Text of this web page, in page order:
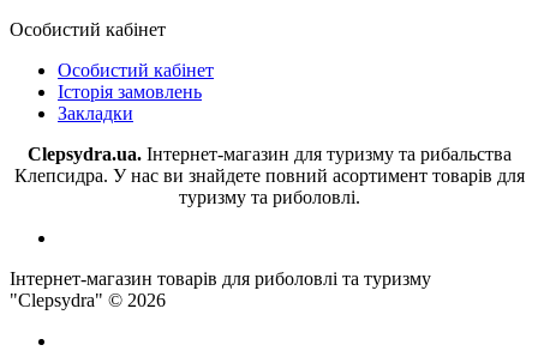
Особистий кабінет
Особистий кабінет
Історія замовлень
Закладки
Clepsydra.ua. Інтернет-магазин для туризму та рибальства
Клепсидра. У нас ви знайдете повний асортимент товарів для
туризму та риболовлі.
Інтернет-магазин товарів для риболовлі та туризму
"Clepsydra" © 2026